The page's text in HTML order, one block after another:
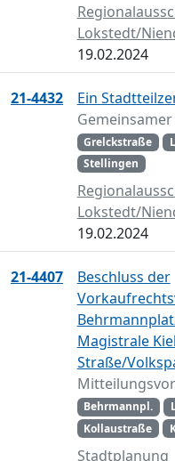
Lokstedt/
19.02.2024
21-4432
Ein
Grelckstraße
Stellingen
Lokstedt/
19.02.2024
21-4407
Beschluss der
Magistrale
Straße/
Behrmannpl.
Kollaustraße
Stadtplanung